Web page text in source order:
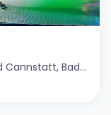
Cannstatter Wasen, Stuttgart-Bad Cannstatt, Bade-Wurtemberg, Allemagne